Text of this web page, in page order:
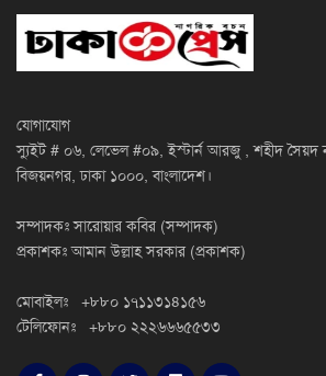
যোগাযোগ
স্যুইট # ০৬, লেভেল #০৯, ইস্টার্ন আরজু , শহীদ
বিজয়নগর, ঢাকা ১০০০, বাংলাদেশ।
সম্পাদকঃ সারোয়ার কবির (সম্পাদক)
প্রকাশকঃ আমান উল্লাহ সরকার (প্রকাশক)
মোবাইলঃ +৮৮০ ১৭১১৩১৪১৫৬
টেলিফোনঃ +৮৮০ ২২২৬৬৬৫৫৩৩